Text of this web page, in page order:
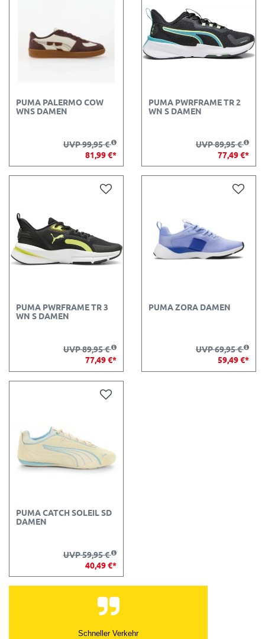
PUMA PALERMO COW
WNS DAMEN
UVP 99,95 €
81,99 €*
PUMA PWRFRAME TR 2
WN S DAMEN
UVP 89,95 €
77,49 €*
PUMA PWRFRAME TR 3
WN S DAMEN
UVP 89,95 €
77,49 €*
PUMA ZORA DAMEN
UVP 69,95 €
59,49 €*
PUMA CATCH SOLEIL SD
DAMEN
UVP 59,95 €
40,49 €*
Schneller Verkehr